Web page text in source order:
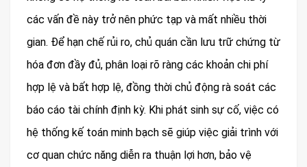
các vấn đề này trở nên phức tạp và mất nhiều thời
gian. Để hạn chế rủi ro, chủ quán cần lưu trữ chứng từ
hóa đơn đầy đủ, phân loại rõ ràng các khoản chi phí
hợp lệ và bất hợp lệ, đồng thời chủ động rà soát các
báo cáo tài chính định kỳ. Khi phát sinh sự cố, việc có
hệ thống kế toán minh bạch sẽ giúp việc giải trình với
cơ quan chức năng diễn ra thuận lợi hơn, bảo vệ